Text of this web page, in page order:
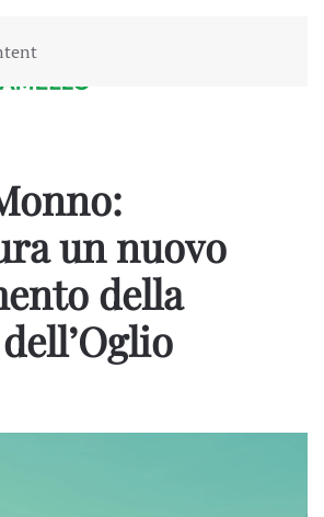
un nuovo
della